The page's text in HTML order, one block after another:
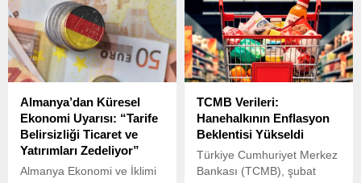
Avrupa Birliği (AB) dış
ticaret verilerini yayımladı.
Almanya’dan Küresel
Ekonomi Uyarısı: “Tarife
Belirsizliği Ticaret ve
Yatırımları Zedeliyor”
Almanya Ekonomi ve İklimi
TCMB Verileri:
Hanehalkının Enflasyon
Beklentisi Yükseldi
Türkiye Cumhuriyet Merkez
Bankası (TCMB), şubat